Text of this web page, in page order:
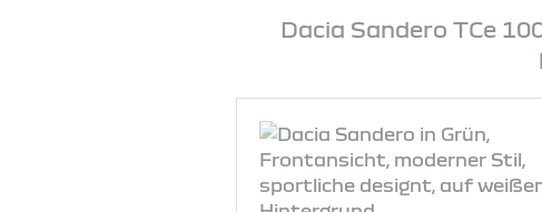
Dacia Sandero TCe